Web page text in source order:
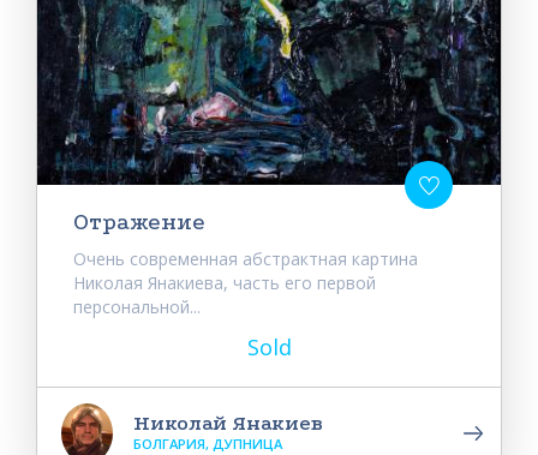
Отражение
Очень современная абстрактная картина
Николая Янакиева, часть его первой
персональной...
Sold
Николай Янакиев
БОЛГАРИЯ, ДУПНИЦА